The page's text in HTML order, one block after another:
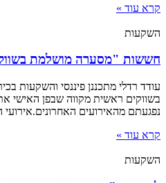
קרא עוד »
השקעות
חששות "מסערה מושלמת
עודד רדלי מתכננן פיננסי
בשווקים ראשית מקווה שבפן האישי
נפגעתם מהאירועים
קרא עוד »
השקעות